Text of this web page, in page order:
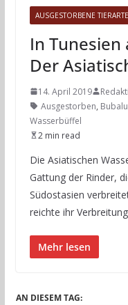
AUSGESTORBENE
In
Der
14. April 2019
Ausgestorben,
Wasserbüffel
2 min read
Die Asiatischen
Gattung der Rinder,
Südostasien
reichte ihr
Mehr lesen
AN DIESEM TAG: